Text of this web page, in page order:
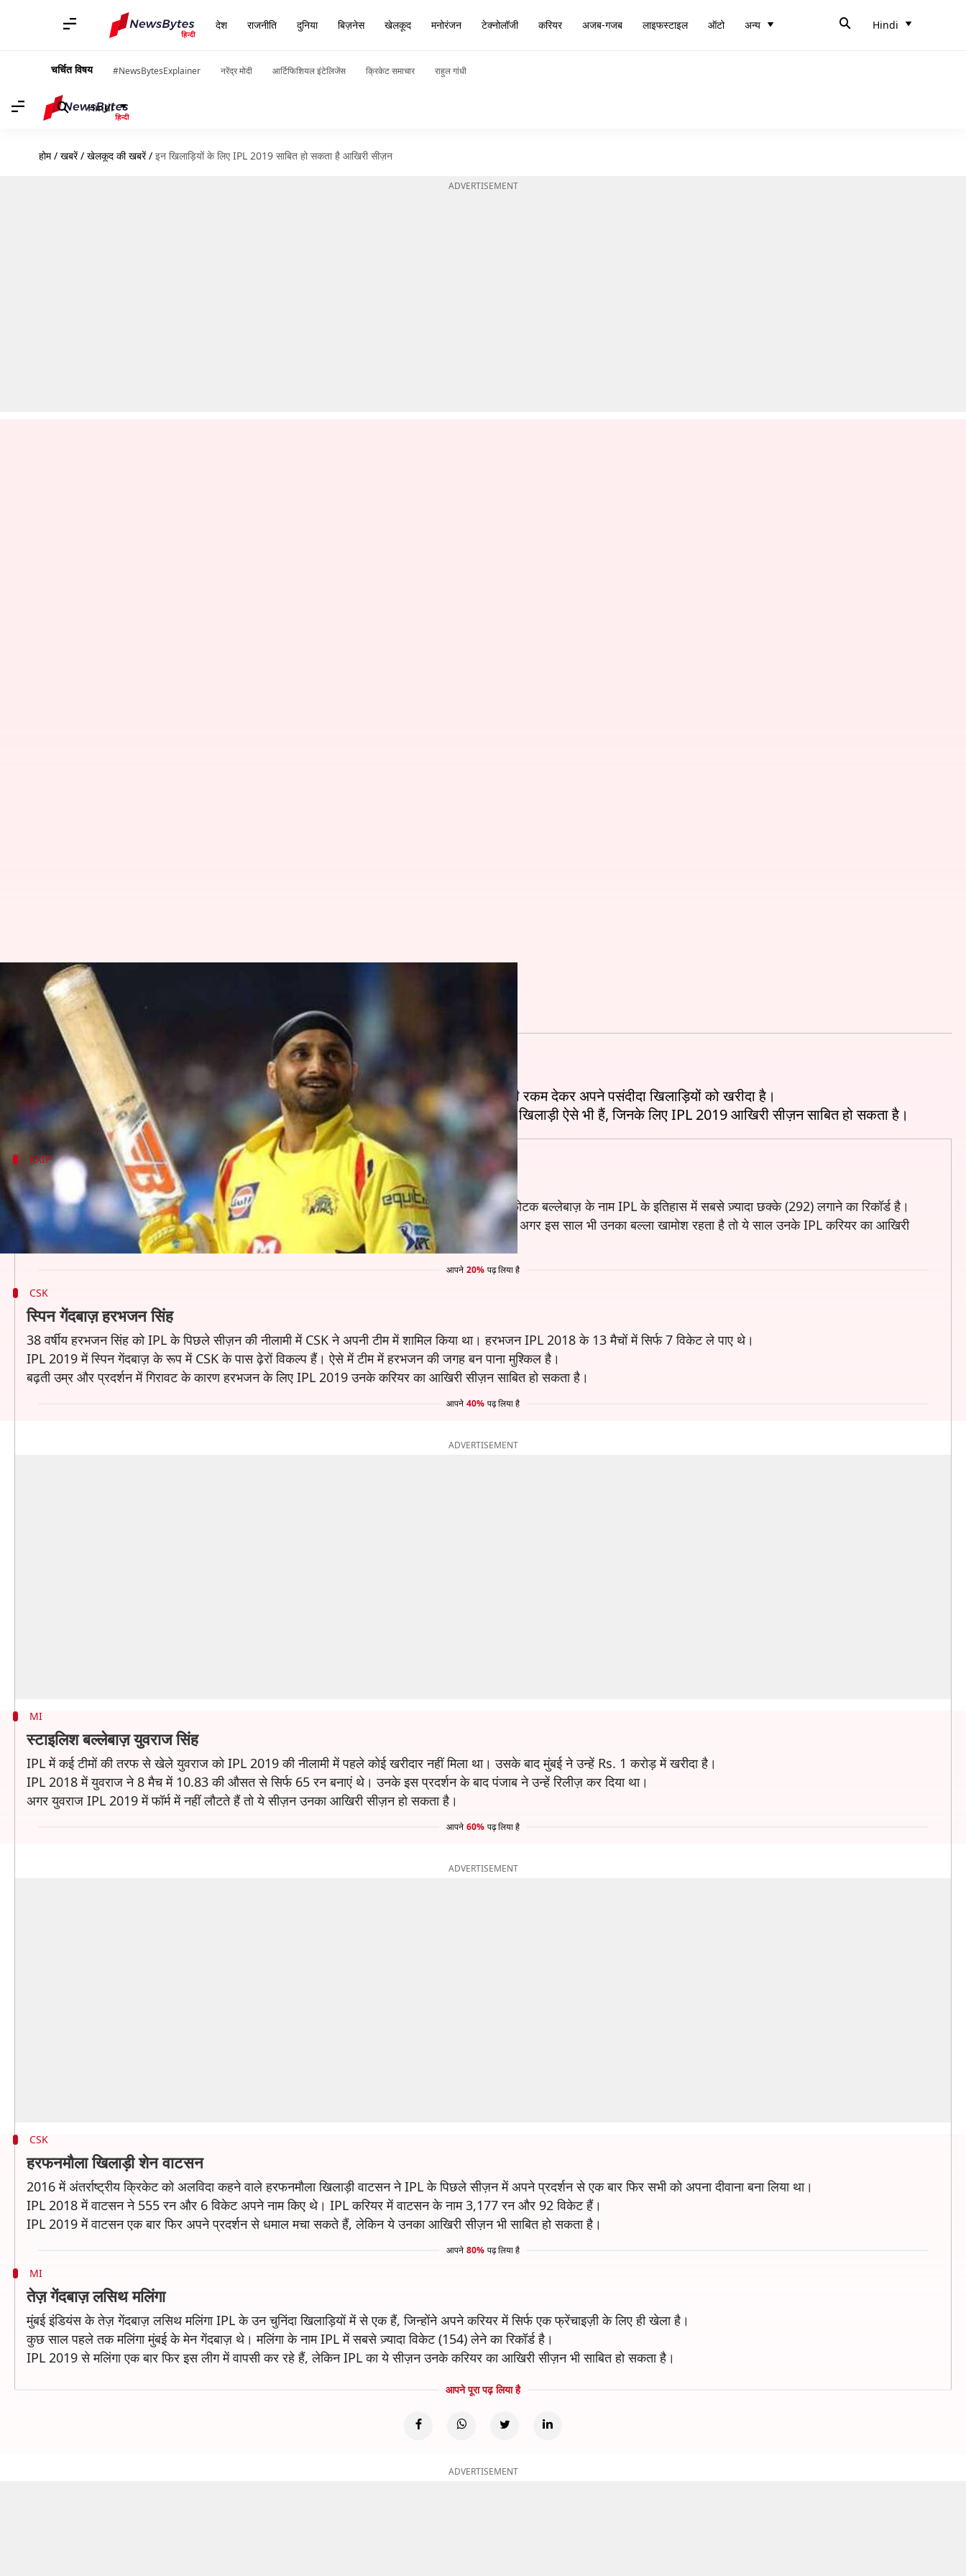
देश राजनीति दुनिया बिज़नेस खेलकूद मनोरंजन टेक्नोलॉजी करियर अजब-गजब लाइफस्टाइल ऑटो अन्य Hindi
चर्चित विषय #NewsBytesExplainer नरेंद्र मोदी आर्टिफिशियल इंटेलिजेंस क्रिकेट समाचार राहुल गांधी
Hindi
होम / खबरें / खेलकूद की खबरें / इन खिलाड़ियों के लिए IPL 2019 साबित हो सकता है आखिरी सीज़न
ADVERTISEMENT
इन खिलाड़ियों के लिए IPL 2019 साबित हो सकता है आखिरी सीज़न
मोहम्मद वाहिद Jan 31, 2019
दुनिया की सबसे लोकप्रिय टी-20 लीग IPL के 12वें सीज़न का आगाज़ 23 मार्च, 2019 से होगा।
IPL 2019 का खिताब हासिल करने के लिए टीम मालिकों ने 18 दिसंबर, 2018 को नीलामी में मोटी-मोटी रकम देकर अपने पसंदीदा खिलाड़ियों को खरीदा है।
KXIP
विस्फोटक बल्लेबाज़ क्रिस गेल
गेल स्टॉर्म के नाम से मशहूर क्रिस गेल क्रिकेट के इस फॉर्मेट के सर्वश्रेष्ठ बल्लेबाज़ हैं। वेस्टइंडीज़ के इस विस्फोटक बल्लेबाज़ के नाम IPL के इतिहास में सबसे ज़्यादा छक्के (292) लगाने का रिकॉर्ड है।
अंतर्राष्ट्रीय क्रिकेट से दूरी और बढ़ती उम्र के कारण साल दर साल गेल के प्रदर्शन में कमी आने लगी है। ऐसे में अगर इस साल भी उनका बल्ला खामोश रहता है तो ये साल उनके IPL करियर का आखिरी
सीज़न साबित हो सकता है।
आपने 20% पढ़ लिया है
CSK
स्पिन गेंदबाज़ हरभजन सिंह
38 वर्षीय हरभजन सिंह को IPL के पिछले सीज़न की नीलामी में CSK ने अपनी टीम में शामिल किया था। हरभजन IPL 2018 के 13 मैचों में सिर्फ 7 विकेट ले पाए थे।
IPL 2019 में स्पिन गेंदबाज़ के रूप में CSK के पास ढ़ेरों विकल्प हैं। ऐसे में टीम में हरभजन की जगह बन पाना मुश्किल है।
बढ़ती उम्र और प्रदर्शन में गिरावट के कारण हरभजन के लिए IPL 2019 उनके करियर का आखिरी सीज़न साबित हो सकता है।
आपने 40% पढ़ लिया है
ADVERTISEMENT
MI
स्टाइलिश बल्लेबाज़ युवराज सिंह
IPL में कई टीमों की तरफ से खेले युवराज को IPL 2019 की नीलामी में पहले कोई खरीदार नहीं मिला था। उसके बाद मुंबई ने उन्हें Rs. 1 करोड़ में खरीदा है।
IPL 2018 में युवराज ने 8 मैच में 10.83 की औसत से सिर्फ 65 रन बनाएं थे। उनके इस प्रदर्शन के बाद पंजाब ने उन्हें रिलीज़ कर दिया था।
अगर युवराज IPL 2019 में फॉर्म में नहीं लौटते हैं तो ये सीज़न उनका आखिरी सीज़न हो सकता है।
आपने 60% पढ़ लिया है
ADVERTISEMENT
CSK
हरफनमौला खिलाड़ी शेन वाटसन
2016 में अंतर्राष्ट्रीय क्रिकेट को अलविदा कहने वाले हरफनमौला खिलाड़ी वाटसन ने IPL के पिछले सीज़न में अपने प्रदर्शन से एक बार फिर सभी को अपना दीवाना बना लिया था।
IPL 2018 में वाटसन ने 555 रन और 6 विकेट अपने नाम किए थे। IPL करियर में वाटसन के नाम 3,177 रन और 92 विकेट हैं।
IPL 2019 में वाटसन एक बार फिर अपने प्रदर्शन से धमाल मचा सकते हैं, लेकिन ये उनका आखिरी सीज़न भी साबित हो सकता है।
आपने 80% पढ़ लिया है
MI
तेज़ गेंदबाज़ लसिथ मलिंगा
मुंबई इंडियंस के तेज़ गेंदबाज़ लसिथ मलिंगा IPL के उन चुनिंदा खिलाड़ियों में से एक हैं, जिन्होंने अपने करियर में सिर्फ एक फ्रेंचाइज़ी के लिए ही खेला है।
कुछ साल पहले तक मलिंगा मुंबई के मेन गेंदबाज़ थे। मलिंगा के नाम IPL में सबसे ज़्यादा विकेट (154) लेने का रिकॉर्ड है।
IPL 2019 से मलिंगा एक बार फिर इस लीग में वापसी कर रहे हैं, लेकिन IPL का ये सीज़न उनके करियर का आखिरी सीज़न भी साबित हो सकता है।
आपने पूरा पढ़ लिया है
ADVERTISEMENT